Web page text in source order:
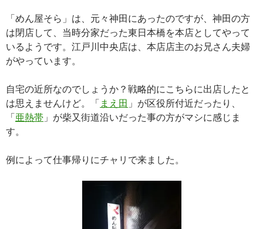
「めん屋そら」は、元々神田にあったのですが、神田の方
は閉店して、当時分家だった東日本橋を本店としてやって
いるようです。江戸川中央店は、本店店主のお兄さん夫婦
がやっています。
自宅の近所なのでしょうか？戦略的にこちらに出店したと
は思えませんけど。「 まえ田 」が区役所付近だったり、
「亜熱帯 」が柴又街道沿いだった事の方がマシに感じま
す。
例によって仕事帰りにチャリで来ました。